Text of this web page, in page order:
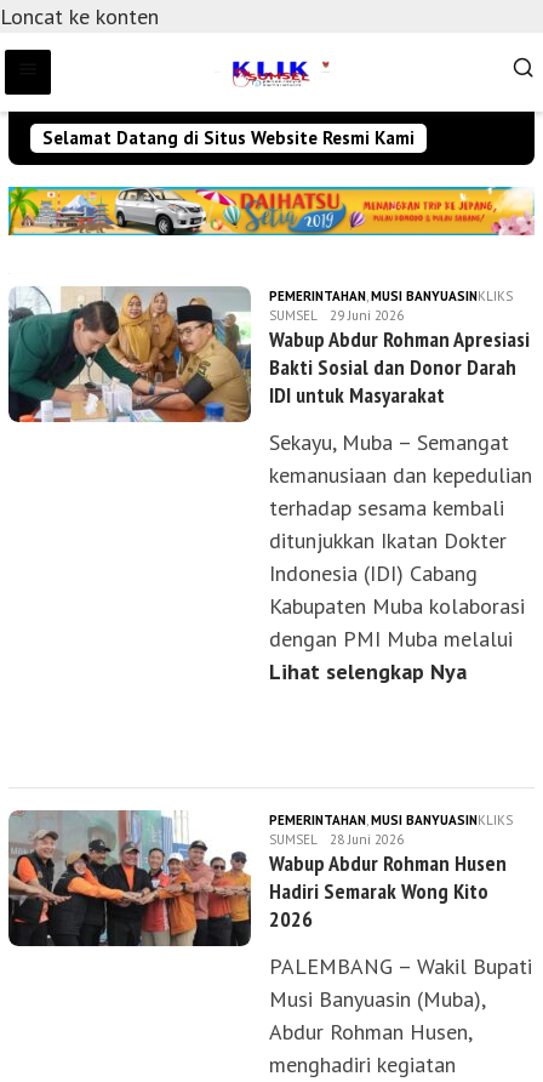
Loncat ke konten
Selamat Datang di Situs Website Resmi Kami
MEDIA
KLIK
SUMSEL
PEMERINTAHAN,MUSI BANYUASINKLIKS
SUMSEL
29 Juni 2026
Wabup Abdur Rohman Apresiasi
Bakti Sosial dan Donor Darah
IDI untuk Masyarakat
Sekayu, Muba – Semangat
kemanusiaan dan kepedulian
terhadap sesama kembali
ditunjukkan Ikatan Dokter
Indonesia (IDI) Cabang
Kabupaten Muba kolaborasi
dengan PMI Muba melalui
Lihat selengkap Nya
PEMERINTAHAN,MUSI BANYUASINKLIKS
SUMSEL
28 Juni 2026
Wabup Abdur Rohman Husen
Hadiri Semarak Wong Kito
2026
PALEMBANG – Wakil Bupati
Musi Banyuasin (Muba),
Abdur Rohman Husen,
menghadiri kegiatan